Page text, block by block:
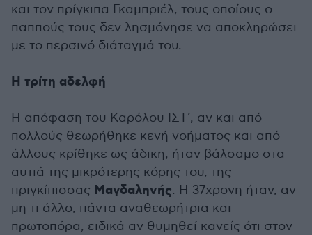
και τον πρίγκιπα Γκαμπριέλ, τους οποίους ο
παππούς τους δεν λησμόνησε να αποκληρώσει
με το περσινό διάταγμά του.
Η τρίτη αδελφή
Η απόφαση του Καρόλου ΙΣΤ’, αν και από
πολλούς θεωρήθηκε κενή νοήματος και από
άλλους κρίθηκε ως άδικη, ήταν βάλσαμο στα
αυτιά της μικρότερης κόρης του, της
πριγκίπισσας Μαγδαληνής. Η 37χρονη ήταν, αν
μη τι άλλο, πάντα αναθεωρήτρια και
πρωτοπόρα, ειδικά αν θυμηθεί κανείς ότι στον